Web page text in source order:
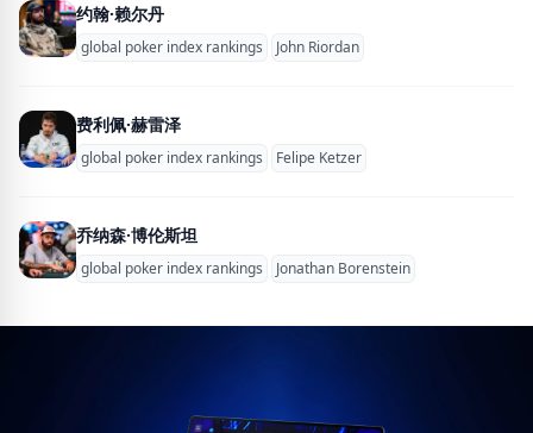
约翰·赖尔丹
global poker index rankings John Riordan
费利佩·赫雷泽
global poker index rankings Felipe Ketzer
乔纳森·博伦斯坦
global poker index rankings Jonathan Borenstein